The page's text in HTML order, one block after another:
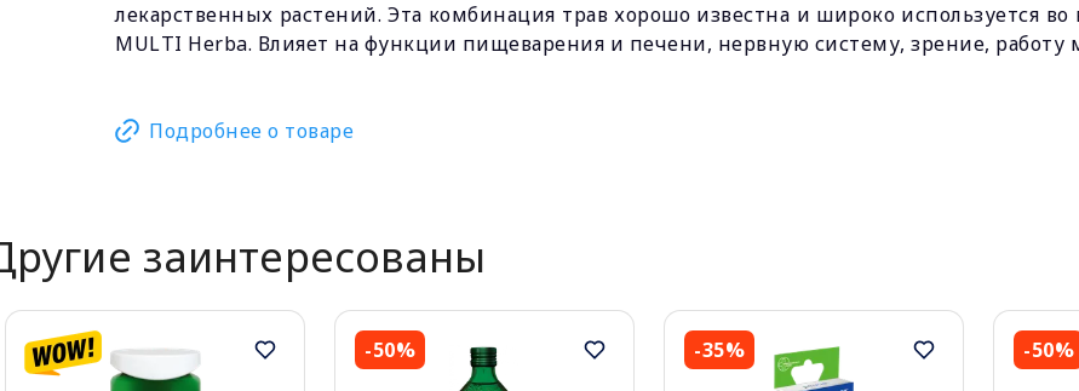
лекарственных растений. Эта комбинация трав хорошо известна и широко используется
MULTI Herba. Влияет на функции пищеварения и печени, нервную систему, зрение, работу
Подробнее о товаре
заинтересованы
-50% -35% -50%